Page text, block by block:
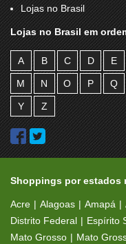
Lojas no Brasil
Lojas no Brasil em
A B C D E
M N O P Q
Y Z
Shoppings por estados
Acre Alagoas Amapá
Distrito Federal
Espírito
Mato Grosso
Mato